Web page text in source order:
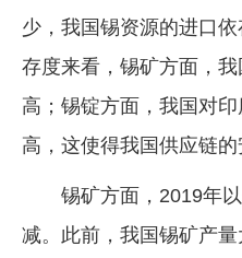
少，我国锡资源的进口
存度来看，锡矿方面，
高；锡锭方面，我国对
高，这使得我国供应链的
锡矿方面，2019年
减。此前，我国锡矿产